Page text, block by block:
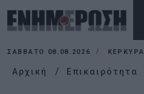
ΣΆΒΒΑΤΟ 08.08.2026 ΚΕΡΚΥΡΑ
Αρχική Επικαιρότητα